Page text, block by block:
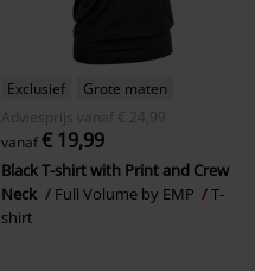
Exclusief
Grote maten
Adviesprijs
vanaf € 24,99
vanaf€ 19,99
Black T-shirt with Print and Crew
Neck
Full Volume by EMP
T-
shirt